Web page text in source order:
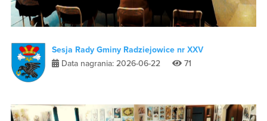
Sesja Rady Gminy Radziejowice nr XXV
Data nagrania: 2026-06-22
71